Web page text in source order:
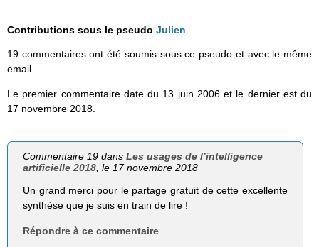
Contributions sous le pseudo Julien
19 commentaires ont été soumis sous ce pseudo et avec le même
email.
Le premier commentaire date du 13 juin 2006 et le dernier est du
17 novembre 2018.
Commentaire 19 dansLes usages de l’intelligence
artificielle 2018, le 17 novembre 2018
Un grand merci pour le partage gratuit de cette excellente
synthèse que je suis en train de lire !
Répondre à ce commentaire